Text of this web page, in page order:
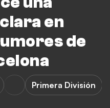
en
de
Primera División